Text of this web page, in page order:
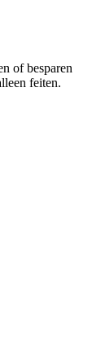
of besparen
feiten.